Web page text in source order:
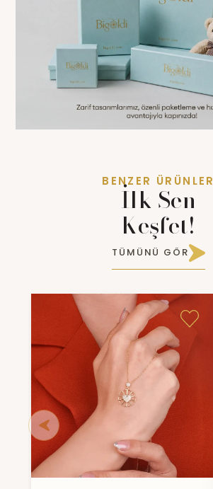
BENZER ÜRÜNLER
İlk Sen
Keşfet!
TÜMÜNÜ GÖR